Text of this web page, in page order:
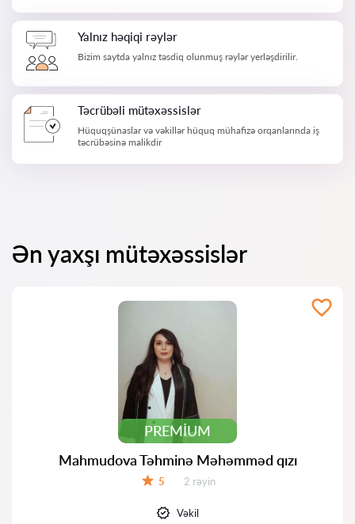
Yalnız həqiqi rəylər
Bizim saytda yalnız təsdiq olunmuş rəylər yerləşdirilir.
Təcrübəli mütəxəssislər
Hüquqşünaslar və vəkillər hüquq mühafizə orqanlarında iş
təcrübəsinə malikdir
Ən yaxşı mütəxəssislər
PREMIUM
Mahmudova Təhminə Məhəmməd qızı
5 Rəylər:
2 rəyin
Vəkil